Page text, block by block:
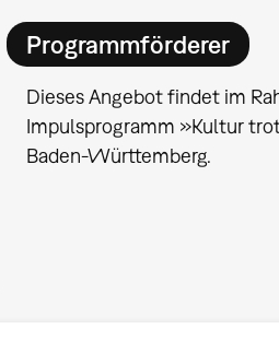
Programmförderer
Dieses Angebot findet im
Impulsprogramm »Kultur
Baden-Württemberg.